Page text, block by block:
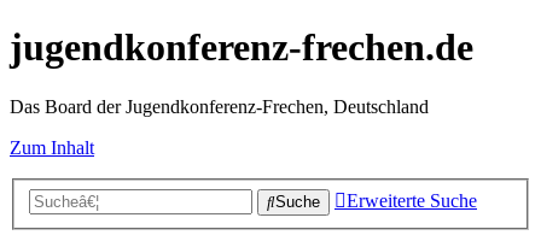
jugendkonferenz-frechen.de
Das Board der Jugendkonferenz-Frechen, Deutschland
Zum Inhalt
Suche Erweiterte Suche